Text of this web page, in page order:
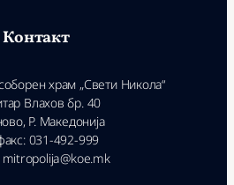
Контакт
храм „Свети Никола“
Влахов бр. 40
Р. Македонија
031-492-999